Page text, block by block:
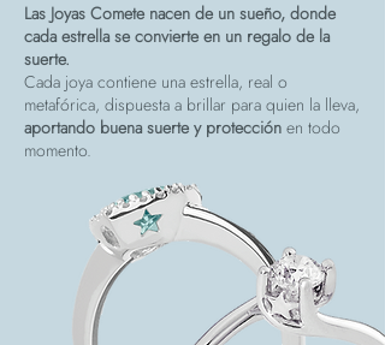
Las Joyas Comete nacen de un sueño, donde
cada estrella se convierte en un regalo de la
suerte.
Cada joya contiene una estrella, real o
metafórica, dispuesta a brillar para quien la lleva,
aportando buena suerte y protección en todo
momento.